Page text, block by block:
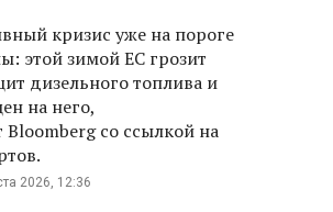
кризис уже на пороге
этой зимой ЕС грозит
дизельного топлива и
на него,
Bloomberg со ссылкой на
2026, 12:36